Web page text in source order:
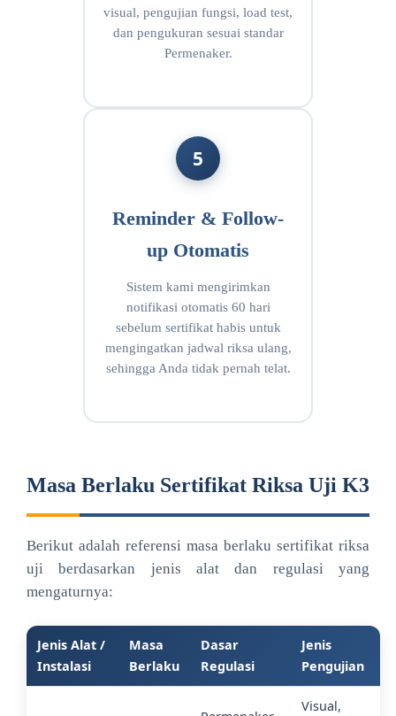
visual, pengujian fungsi, load test,
dan pengukuran sesuai standar
Permenaker.
5
Reminder & Follow-
up Otomatis
Sistem kami mengirimkan
notifikasi otomatis 60 hari
sebelum sertifikat habis untuk
mengingatkan jadwal riksa ulang,
sehingga Anda tidak pernah telat.
Masa Berlaku Sertifikat Riksa Uji K3
Berikut adalah referensi masa berlaku sertifikat riksa
uji berdasarkan jenis alat dan regulasi yang
mengaturnya:
Jenis Alat /
Instalasi
Masa
Berlaku
Dasar
Regulasi
Jenis
Pengujian
Visual,